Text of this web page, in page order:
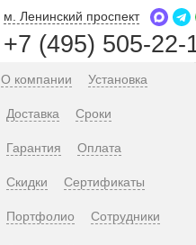
м. Ленинский проспект
+7 (495) 505-22-
О компании Установка
Доставка Сроки
Гарантия Оплата
Скидки Сертификаты
Портфолио Сотрудники